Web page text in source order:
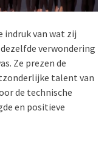
indruk van wat zij
verwondering
Ze prezen de
talent van
de technische
en positieve